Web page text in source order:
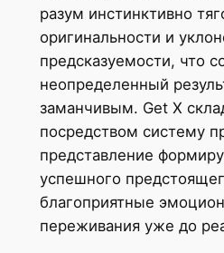
разум инстинктивно
оригинальности и
предсказуемости, что
неопределенный
заманчивым. Get X
посредством систему
представление
успешного
благоприятные
переживания уже до